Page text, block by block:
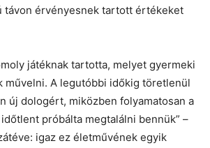
távon érvényesnek tartott értékeket
játéknak tartotta, melyet gyermeki
művelni. A legutóbbi időkig töretlenül
új dologért, miközben folyamatosan a
próbálta megtalálni bennük” –
igaz ez életművének egyik